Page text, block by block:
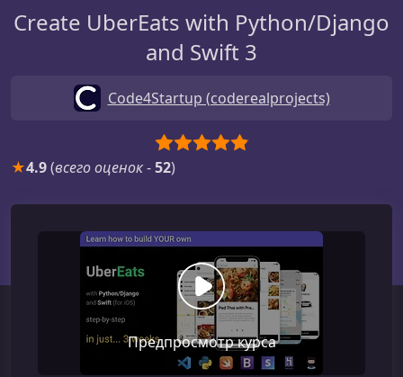
Create UberEats with Python/Django
and Swift 3
Code4Startup (coderealprojects)
★4.9(всего оценок-52)
Предпросмотр курса